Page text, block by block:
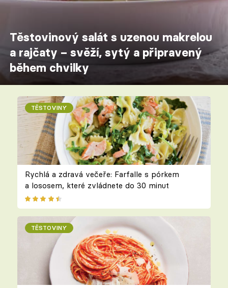
Těstovinový salát s uzenou makrelou
a rajčaty – svěží, sytý a připravený
během chvilky
TĚSTOVINY
Rychlá a zdravá večeře: Farfalle s pórkem
a lososem, které zvládnete do 30 minut
TĚSTOVINY